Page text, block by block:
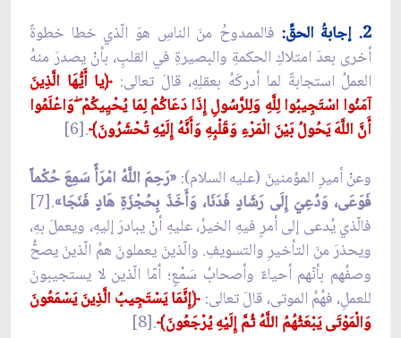
2. إجابةُ الحقِّ:
فالممدوحُ منَ الناسِ هوَ الّذي خطا خطوةً
أخرى بعدَ امتلاكِ الحكمةِ والبصيرةِ في القلبِ، بأنْ يصدرَ منهُ
العملُ استجابةً لما أدركَهُ بعقلِهِ، قالَ تعالى: ﴿يا أَيُّهَا الَّذِينَ
آمَنُوا اسْتَجِيبُوا لِلَّهِ وَلِلرَّسُولِ إِذَا دَعَاكُمْ لِمَا يُحْيِيكُمْ ۖ وَاعْلَمُوا
أَنَّ اللَّهَ يَحُولُ بَيْنَ الْمَرْءِ وَقَلْبِهِ وَأَنَّهُ إِلَيْهِ تُحْشَرُونَ﴾.[6]
وعنْ أميرِ المؤمنينَ (عليه السلام): «رَحِمَ اللَّهُ امْرَأً سَمِعَ حُكْماً
فَوَعَى،‏ وَدُعِيَ إِلَى رَشَادٍ فَدَنَا، وَأَخَذَ بِحُجْزَةِ هَادٍ فَنَجَا»
.[7]
فالّذي يُدعى إلى أمرٍ فيهِ الخيرُ، عليهِ أنْ يبادرَ إليهِ، ويعملَ بهِ،
ويحذرَ منَ التأخيرِ والتسويفِ. والّذينَ يعملونَ همُ الّذينَ يصحُّ
وصفُهم بأنّهم أحياءٌ وأصحابُ سَمْعٍ؛ أمّا الّذين لا يستجيبونَ
للعملِ، فهُمُ الموتى، قالَ تعالى: ﴿إِنَّمَا يَسْتَجِيبُ الَّذِينَ يَسْمَعُونَ
وَالْمَوْتَى يَبْعَثُهُمُ اللَّهُ ثُمَّ إِلَيْهِ يُرْجَعُونَ﴾.[8]